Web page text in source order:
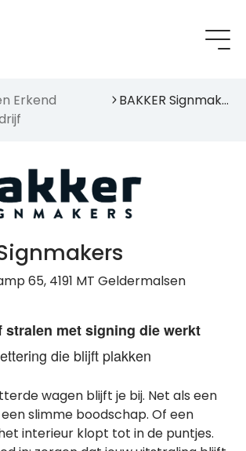
Erkend
BAKKER Signmakers
65, 4191 MT Geldermalsen
stralen met signing die werkt
die blijft plakken
wagen blijft je bij. Net als een
slimme boodschap. Of een
interieur klopt tot in de puntjes.